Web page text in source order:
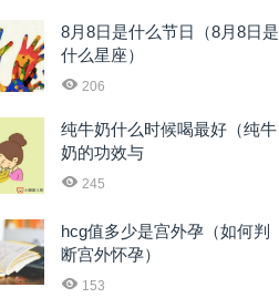
8月8日是什么节日（8月8日是
什么星座）
206
纯牛奶什么时候喝最好（纯牛
奶的功效与
245
hcg值多少是宫外孕（如何判
断宫外怀孕）
153